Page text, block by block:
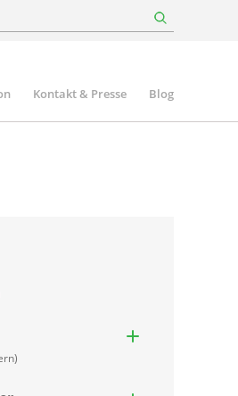
Kontakt & Presse Blog